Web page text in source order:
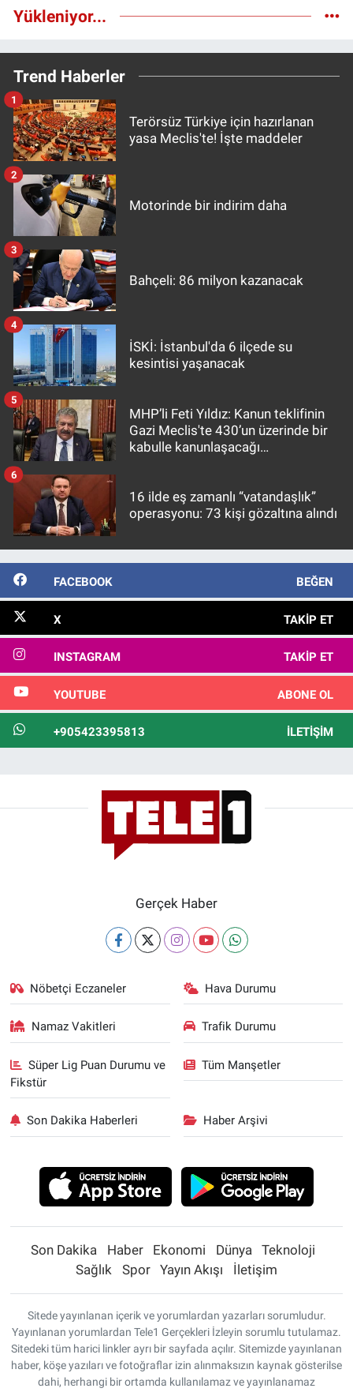
Yükleniyor...
Trend Haberler
Terörsüz Türkiye için hazırlanan
yasa Meclis'te! İşte maddeler
1
Motorinde bir indirim daha
2
Bahçeli: 86 milyon kazanacak
3
İSKİ: İstanbul'da 6 ilçede su
kesintisi yaşanacak
4
MHP’li Feti Yıldız: Kanun teklifinin
Gazi Meclis'te 430’un üzerinde bir
kabulle kanunlaşacağı
5
16 ilde eş zamanlı “vatandaşlık”
operasyonu: 73 kişi gözaltına alındı
6
FACEBOOK BEĞEN
X TAKIP ET
INSTAGRAM TAKIP ET
YOUTUBE ABONE OL
+905423395813 İLETIŞIM
Gerçek Haber
Nöbetçi Eczaneler Hava Durumu
Namaz Vakitleri Trafik Durumu
Süper Lig Puan Durumu ve
Fikstür
Tüm Manşetler
Son Dakika Haberleri Haber Arşivi
Son Dakika Haber Ekonomi Dünya
Teknoloji
Sağlık
Spor Yayın Akışı İletişim
Sitede yayınlanan içerik ve yorumlardan yazarları sorumludur.
Yayınlanan yorumlardan Tele1 Gerçekleri İzleyin sorumlu tutulamaz.
Sitedeki tüm harici linkler ayrı bir sayfada açılır. Sitemizde yayınlanan
haber, köşe yazıları ve fotoğraflar izin alınmaksızın kaynak gösterilse
dahi, herhangi bir ortamda kullanılamaz ve yayınlanamaz